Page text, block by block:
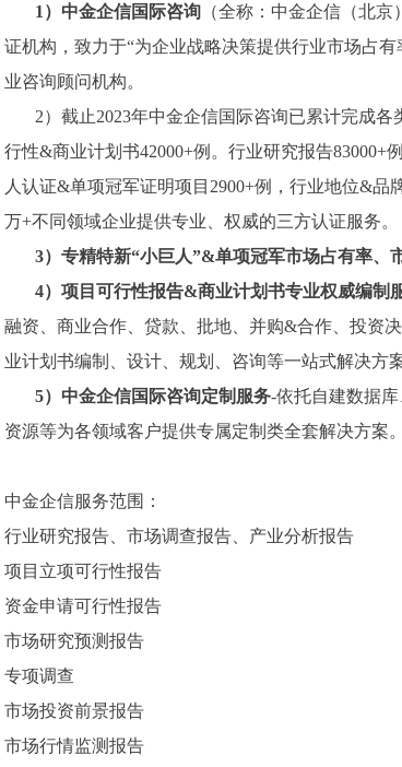
1）中金企信国际咨询 （全称：中金企信（北
证机构，致力于“为企业战略决策提供行业市场占有
业咨询顾问机构。
2）截止2023年中金企信国际咨询已累计完成各
行性&商业计划书42000+例。行业研究报告
人认证&单项冠军证明项目2900+例，行业地位&
万+不同领域企业提供专业、权威的三方认证服务。
3）专精特新“小巨人”&单项冠军市场占有率、
4）项目可行性报告&商业计划书专业权威编制
融资、商业合作、贷款、批地、并购&合作、投资
业计划书编制、设计、规划、咨询等一站式解决方
5）中金企信国际咨询定制服务-依托自建数据
资源等为各领域客户提供专属定制类全套解决方案。
中金企信服务范围：
行业研究报告、市场调查报告、产业分析报告
项目立项可行性报告
资金申请可行性报告
市场研究预测报告
专项调查
市场投资前景报告
市场行情监测报告